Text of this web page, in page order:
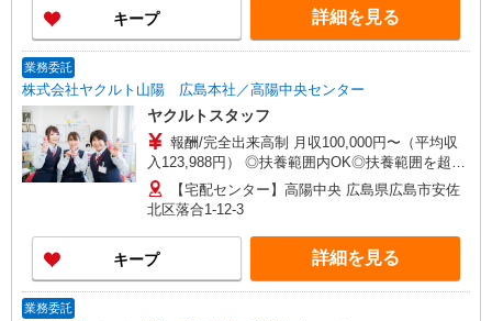
てでも安心！※収入補償：月収10万円（3ヶ月間、
週5日間勤務時） 収入保障期間：3か月
キープ 詳細を見る
業務委託
株式会社ヤクルト山陽 広島本社／高陽中央センター
ヤクルトスタッフ
報酬/完全出来高制 月収100,000円〜（平均収
入123,988円） ◎扶養範囲内OK◎扶養範囲を超え
る高収入も応相談 ◆働き方を選べるお仕事です ≪
勤務例≫ ※勤務地で異なる ［1］週5日間 9：00〜
15：00 月収約10万円 ［2］週4日間 9：00〜15：
00 月収約8万円 ◆研修制度と収入補償で、初め
てでも安心！※収入補償：月収10万円（3ヶ月間、
週5日間勤務時） 収入保障期間：3か月
【宅配センター】高陽中央 広島県広島市安佐
北区落合1-12-3
キープ 詳細を見る
業務委託